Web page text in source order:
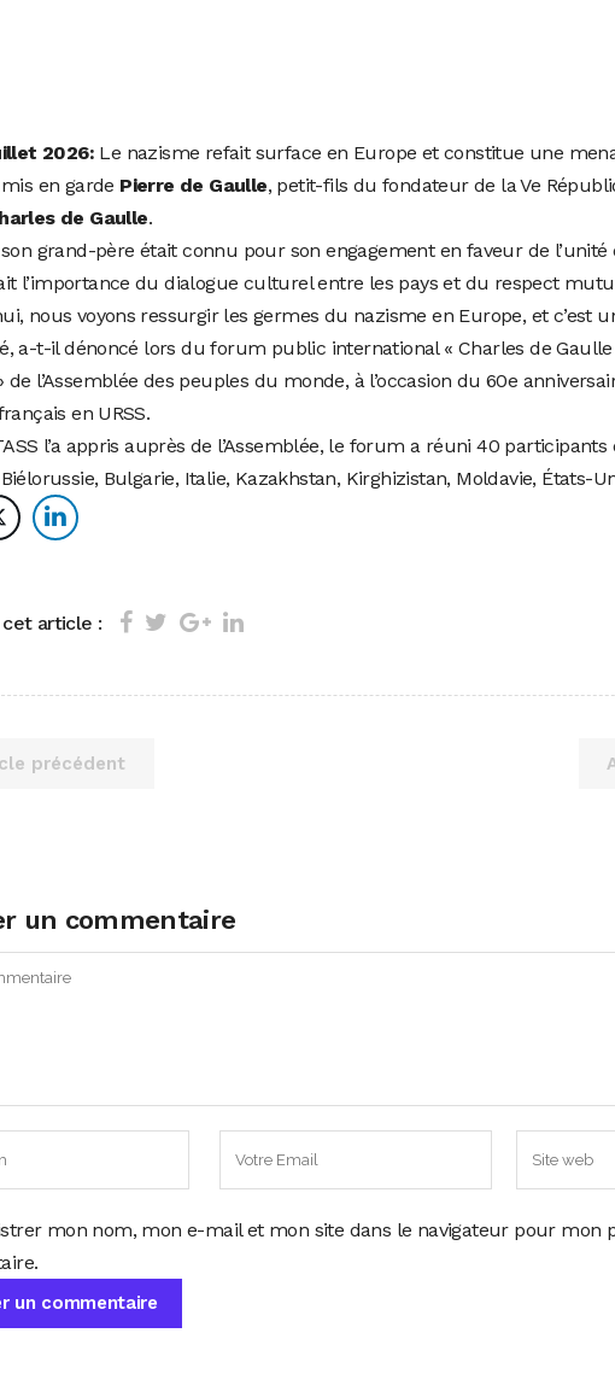
2026:Le nazisme refait surface en Europe et constitue une
en garde Pierre de Gaulle, petit-fils du fondateur de la Ve
de Gaulle.
grand-père était connu pour son engagement en faveur de l’unité
l’importance du dialogue culturel entre les pays et du respect
nous voyons ressurgir les germes du nazisme en Europe, et c’est
a-t-il dénoncé lors du forum public international « Charles de Gaulle
de l’Assemblée des peuples du monde, à l’occasion du 60e
en URSS.
l’a appris auprès de l’Assemblée, le forum a réuni 40 participants
Bulgarie, Italie, Kazakhstan, Kirghizistan, Moldavie, États-
cet article :
précédent
un commentaire
mon nom, mon e-mail et mon site dans le navigateur pour mon